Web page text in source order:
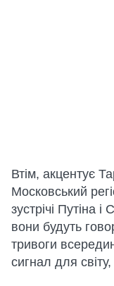
Втім, акцентує
Московський
зустрічі Путіна
вони будуть
тривоги
сигнал для